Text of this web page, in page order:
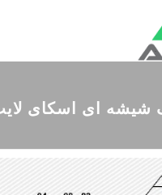
ای اسکای